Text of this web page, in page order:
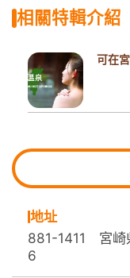
相關特輯介紹
可在
地址
881-1411 宮崎
6